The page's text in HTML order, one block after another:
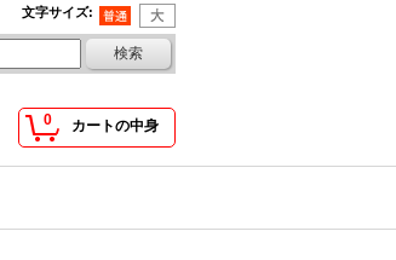
文字サイズ:
0 カートの中身